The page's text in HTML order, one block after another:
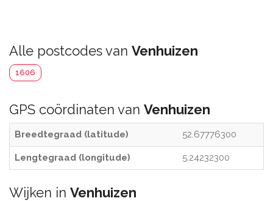
Alle postcodes van Venhuizen
1606
GPS coördinaten van Venhuizen
Breedtegraad (latitude) 52.67776300
Lengtegraad (longitude) 5.24232300
Wijken in Venhuizen